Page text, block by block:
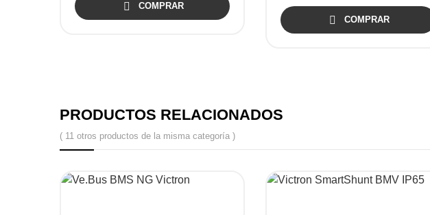
 COMPRAR
 COMPRAR
PRODUCTOS RELACIONADOS
( 11 otros productos de la misma categoría )